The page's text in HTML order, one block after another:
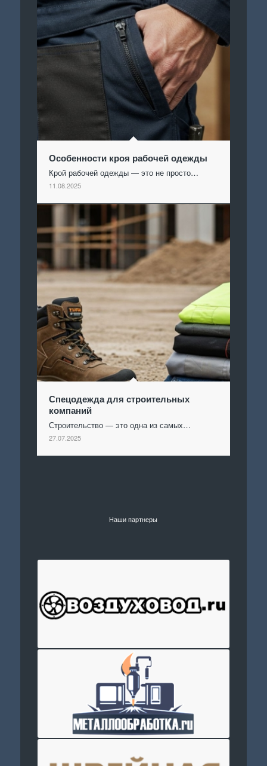
Особенности кроя рабочей одежды
Крой рабочей одежды — это не просто…
11.08.2025
Спецодежда для строительных
компаний
Строительство — это одна из самых…
27.07.2025
Наши партнеры